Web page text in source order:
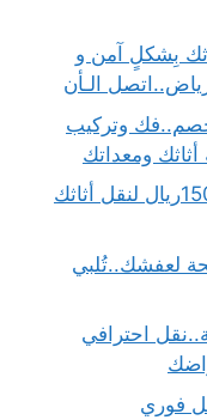
بِشكلٍ آمن و
مكاتب بالرياض بـ 20%خصم..فك وتركيب
ومعداتك
دينا نقل عفش حي العزيزية..خصم150ريال لنقل أثاثك
لعفشك..تُلبي
احترافي
فوري